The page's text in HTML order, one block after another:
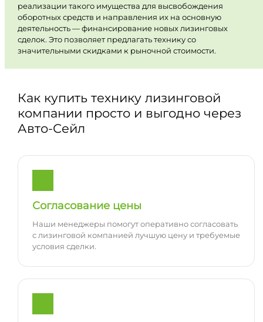
реализации такого имущества для высвобождения
оборотных средств и направления их на основную
деятельность — финансирование новых лизинговых
сделок. Это позволяет предлагать технику со
значительными скидками к рыночной стоимости.
Как купить технику лизинговой
компании просто и выгодно через
Авто-Сейл
Согласование цены
Наши менеджеры помогут оперативно согласовать
с лизинговой компанией лучшую цену и требуемые
условия сделки.